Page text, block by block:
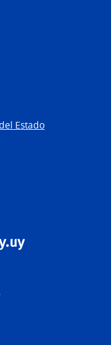
Estado